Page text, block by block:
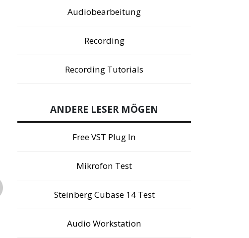
Audiobearbeitung
Recording
Recording Tutorials
ANDERE LESER MÖGEN
Free VST Plug In
Mikrofon Test
Steinberg Cubase 14 Test
Audio Workstation